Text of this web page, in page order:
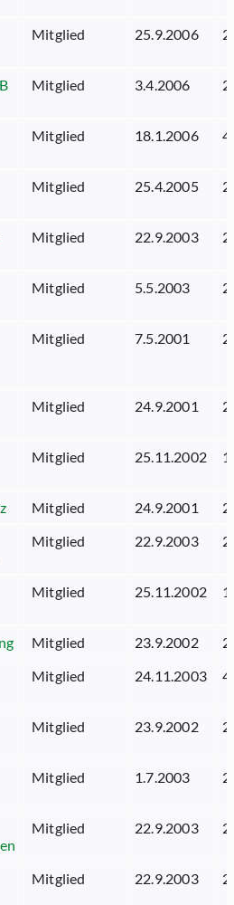
Mitglied 25.9.2006
Mitglied 3.4.2006
Mitglied 18.1.2006
Mitglied 25.4.2005
Mitglied 22.9.2003
Mitglied 5.5.2003
Mitglied 7.5.2001
Mitglied 24.9.2001
Mitglied 25.11.2002
Mitglied 24.9.2001
Mitglied 22.9.2003
Mitglied 25.11.2002
Mitglied 23.9.2002
Mitglied 24.11.2003
Mitglied 23.9.2002
Mitglied 1.7.2003
Mitglied 22.9.2003
Mitglied 22.9.2003